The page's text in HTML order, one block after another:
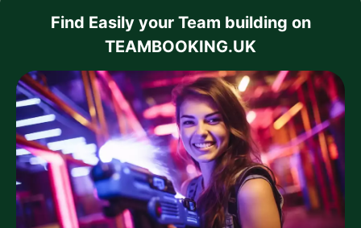
Find Easily your Team building on
TEAMBOOKING.UK